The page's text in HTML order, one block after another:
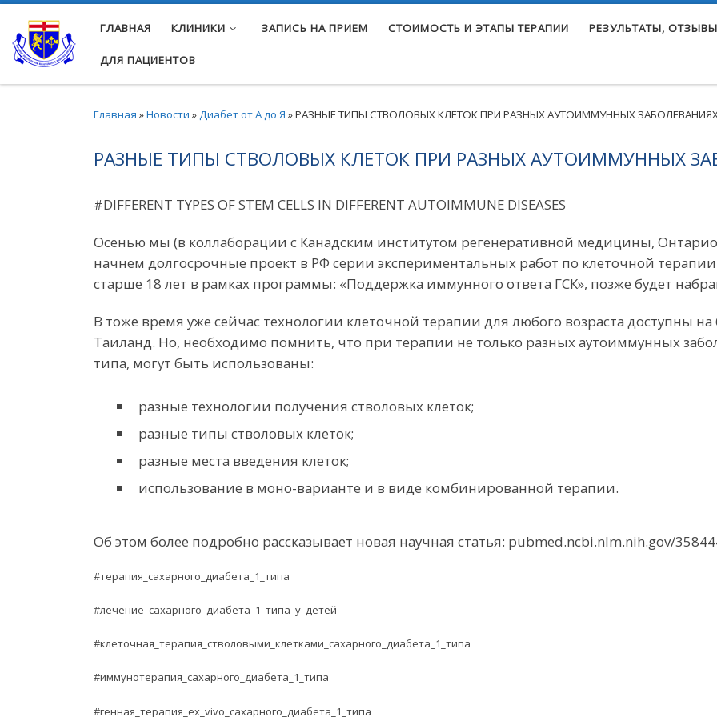
Перейти к содержимому
ГЛАВНАЯ КЛИНИКИ ЗАПИСЬ НА ПРИЕМ СТОИМОСТЬ И ЭТАПЫ ТЕРАПИИ РЕЗУЛЬТАТЫ,
ДЛЯ ПАЦИЕНТОВ
Главная »Новости »Диабет от А до Я »РАЗНЫЕ ТИПЫ СТВОЛОВЫХ КЛЕТОК ПРИ РАЗНЫХ АУТОИММУННЫХ
РАЗНЫЕ ТИПЫ СТВОЛОВЫХ КЛЕТОК ПРИ РАЗНЫХ АУТОИММУННЫХ
#DIFFERENT TYPES OF STEM CELLS IN DIFFERENT AUTOIMMUNE DISEASES
Осенью мы (в коллаборации с Канадским институтом регенеративной медицины,
начнем долгосрочные проект в РФ серии экспериментальных работ по клеточной
старше 18 лет в рамках программы: «Поддержка иммунного ответа ГСК», позже будет
В тоже время уже сейчас технологии клеточной терапии для любого возраста доступны
Таиланд. Но, необходимо помнить, что при терапии не только разных аутоиммунных
типа, могут быть использованы:
разные технологии получения стволовых клеток;
разные типы стволовых клеток;
разные места введения клеток;
использование в моно-варианте и в виде комбинированной терапии.
Об этом более подробно рассказывает новая научная статья: pubmed.ncbi.nlm.nih.gov/
#терапия_сахарного_диабета_1_типа
#лечение_сахарного_диабета_1_типа_у_детей
#клеточная_терапия_стволовыми_клетками_сахарного_диабета_1_типа
#иммунотерапия_сахарного_диабета_1_типа
#генная_терапия_ex_vivo_сахарного_диабета_1_типа